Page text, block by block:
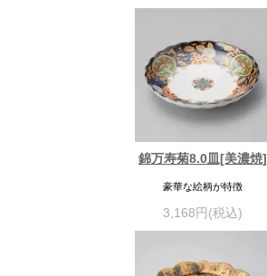
錦万寿菊8.0皿[美濃焼]
豪華な絵柄が特徴
3,168円(税込)